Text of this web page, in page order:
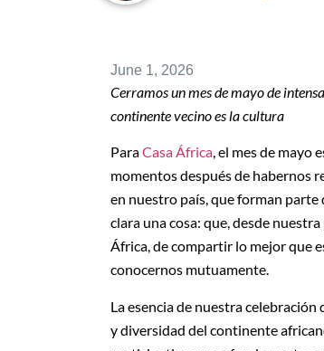
June 1, 2026
Cerramos un mes de mayo de
continente vecino es la cultura
ParaCasa África, el mes de mayo
momentos después de habernos
en nuestro país, que forman
clara una cosa: que, desde
África, de compartir lo mejor que
conocernos mutuamente.
La esencia de nuestra
y diversidad del continente